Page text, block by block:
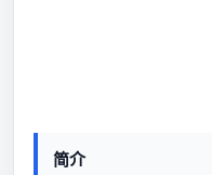
简介